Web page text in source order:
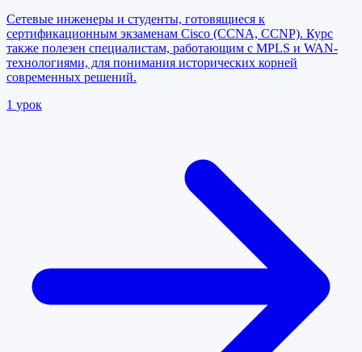
Сетевые инженеры и студенты, готовящиеся к
сертификационным экзаменам Cisco (CCNA, CCNP). Курс
также полезен специалистам, работающим с MPLS и WAN-
технологиями, для понимания исторических корней
современных решений.
1 урок